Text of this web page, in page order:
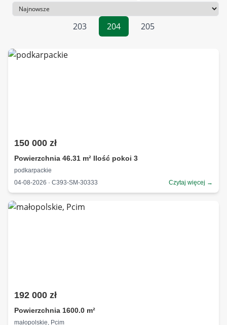
Sortowanie
203
204 205
150 000 zł
Powierzchnia 46.31 m² Ilość pokoi 3
podkarpackie
04-08-2026 · C393-SM-30333
Czytaj więcej →
192 000 zł
Powierzchnia 1600.0 m²
małopolskie, Pcim